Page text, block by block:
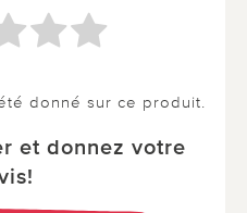
donné sur ce produit.
et donnez votre